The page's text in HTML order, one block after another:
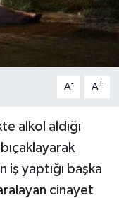
A- A+
alkol aldığı
iş yaptığı başka
cinayet